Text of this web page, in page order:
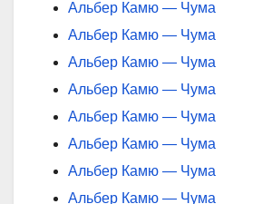
Альбер Камю — Чума
Альбер Камю — Чума
Альбер Камю — Чума
Альбер Камю — Чума
Альбер Камю — Чума
Альбер Камю — Чума
Альбер Камю — Чума
Альбер Камю — Чума